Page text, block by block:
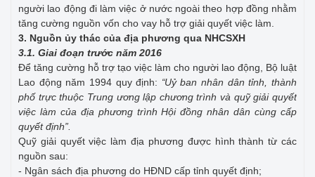
người lao động đi làm việc ở nước ngoài theo hợp đồng nhằm
tăng cường nguồn vốn cho vay hỗ trợ giải quyết việc làm.
3. Nguồn ủy thác của địa phương qua NHCSXH
3.1. Giai đoạn trước năm 2016
Để tăng cường hỗ trợ tạo việc làm cho người lao động, Bộ luật
Lao động năm 1994 quy định: “Uỷ ban nhân dân tỉnh, thành
phố trực thuộc Trung ương lập chương trình và quỹ giải quyết
việc làm của địa phương trình Hội đồng nhân dân cùng cấp
quyết định”.
Quỹ giải quyết việc làm địa phương được hình thành từ các
nguồn sau:
- Ngân sách địa phương do HĐND cấp tỉnh quyết định;